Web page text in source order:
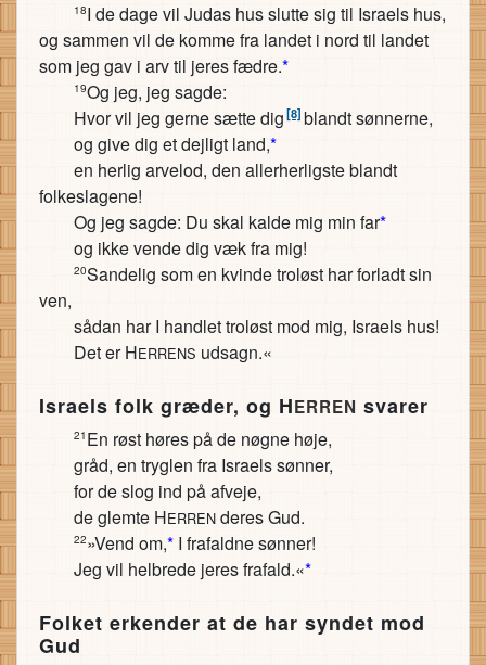
18I de dage vil Judas hus slutte sig til Israels hus,
og sammen vil de komme fra landet i nord til landet
som jeg gav i arv til jeres fædre.*
19Og jeg, jeg sagde:
Hvor vil jeg gerne sætte dig[8]blandt sønnerne,
og give dig et dejligt land,*
en herlig arvelod, den allerherligste blandt
folkeslagene!
Og jeg sagde: Du skal kalde mig min far*
og ikke vende dig væk fra mig!
20Sandelig som en kvinde troløst har forladt sin
ven,
sådan har I handlet troløst mod mig, Israels hus!
Det er HERRENS udsagn.«
Israels folk græder, og HERREN svarer
21 En røst høres på de nøgne høje,
gråd, en tryglen fra Israels sønner,
for de slog ind på afveje,
de glemte HERREN deres Gud.
22»Vend om,* I frafaldne sønner!
Jeg vil helbrede jeres frafald.«*
Folket erkender at de har syndet mod
Gud